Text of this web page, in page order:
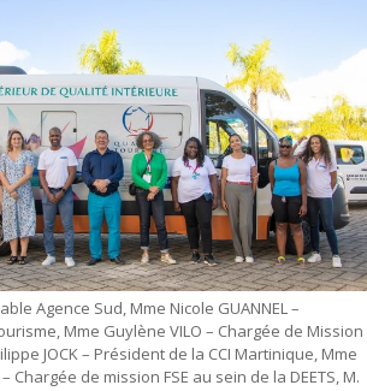
Agence Sud, Mme Nicole GUANNEL –
Mme Guylène VILO – Chargée de Mission
JOCK – Président de la CCI Martinique, Mme
Chargée de mission FSE au sein de la DEETS, M.